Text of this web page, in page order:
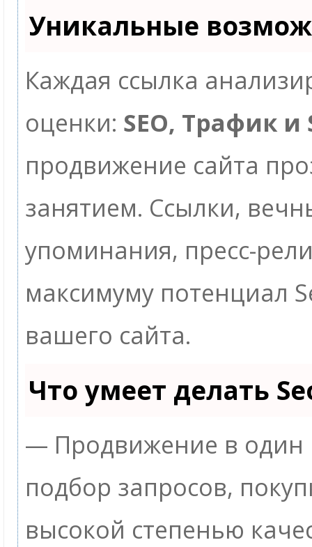
Уникальные
Каждая ссылка
оценки: SEO, Трафик и
продвижение сайта
занятием. Ссылки,
упоминания, пресс-
максимуму потенциал
вашего сайта.
Что умеет делать
— Продвижение в один
подбор запросов,
высокой степенью